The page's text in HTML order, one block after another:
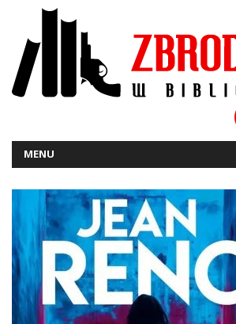
MENU
NOWOŚCI
PATRONATY
WYWIADY